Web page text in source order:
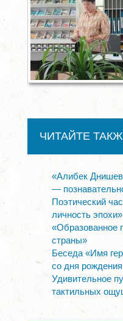
ЧИТАЙТЕ
«Алибек
—
Поэтический
личность эпохи»
«Образованное
страны»
Беседа «Имя
со дня
Удивительное
тактильных